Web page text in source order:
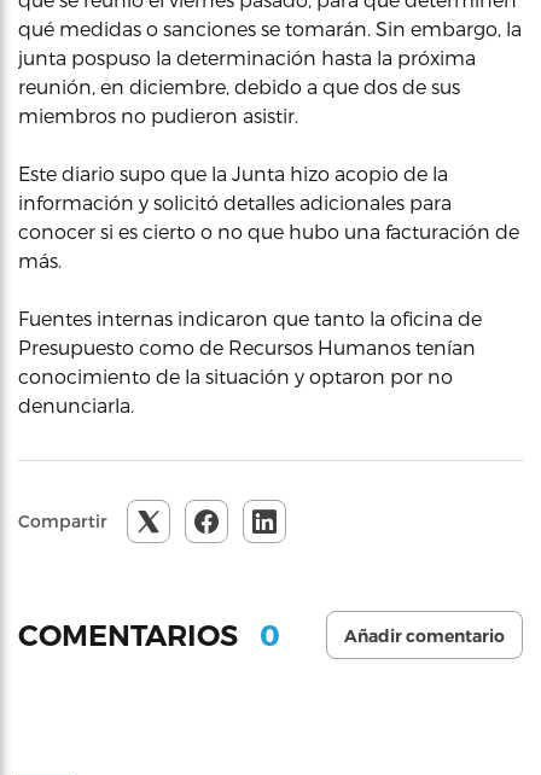
qué medidas o sanciones se tomarán. Sin embargo, la
junta pospuso la determinación hasta la próxima
reunión, en diciembre, debido a que dos de sus
miembros no pudieron asistir.
Este diario supo que la Junta hizo acopio de la
información y solicitó detalles adicionales para
conocer si es cierto o no que hubo una facturación de
más.
Fuentes internas indicaron que tanto la oficina de
Presupuesto como de Recursos Humanos tenían
conocimiento de la situación y optaron por no
denunciarla.
Compartir
COMENTARIOS 0 Añadir comentario